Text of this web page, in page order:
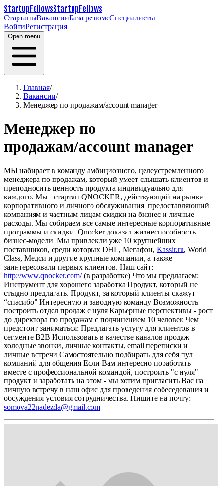
StartupFellowsStartupFellows
СтартапыВакансииБаза резюмеСпециалисты
ВойтиРегистрация
Open menu
Главная/
Вакансии/
Менеджер по продажам/account manager
Менеджер по
продажам/account manager
МЫ набирает в команду амбициозного, целеустремленного
менеджера по продажам, который умеет слышать клиентов и
преподносить ценность продукта индивидуально для
каждого. Мы - стартап QNOCKER, действующий на рынке
корпоративного и личного обслуживания, предоставляющий
компаниям и частным лицам скидки на бизнес и личные
расходы. Мы собираем все самые интересные корпоративные
программы и скидки. Qnocker доказал жизнеспособность
бизнес-модели. Мы привлекли уже 10 крупнейших
поставщиков, среди которых DHL, Мегафон, Kassir.ru, World
Class, Медси и другие крупные компании, а также
заинтересовали первых клиентов. Наш сайт:
http://www.qnocker.com/(в разработке) Что мы предлагаем:
Инструмент для хорошего заработка Продукт, который не
стыдно предлагать. Продукт, за который клиенты скажут
“спасибо” Интересную и заводную команду Возможность
построить отдел продаж с нуля Карьерные перспективы - рост
до директора по продажам с подчинением 10 человек Чем
предстоит заниматься: Предлагать услугу для клиентов в
сегменте B2B Использовать в качестве каналов продаж
холодные звонки, личные контакты, email переписки и
личные встречи Самостоятельно подбирать для себя пул
компаний для общения Если Вам интересно поработать
вместе с профессиональной командой, построить "с нуля"
продукт и заработать на этом - мы хотим пригласить Вас на
личную встречу в наш офис для проведения собеседования и
обсуждения условия сотрудничества. Пишите на почту:
somova22nadezda@gmail.com